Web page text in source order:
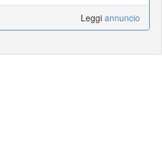
Leggi annuncio